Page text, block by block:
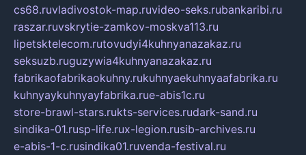
cs68.ruvladivostok-map.ruvideo-seks.rubankaribi.ru
raszar.ruvskrytie-zamkov-moskva113.ru
lipetsktelecom.rutovudyi4kuhnyanazakaz.ru
seksuzb.ruguzywia4kuhnyanazakaz.ru
fabrikaofabrikaokuhny.rukuhnyaekuhnyaafabrika.ru
kuhnyaykuhnyayfabrika.rue-abis1c.ru
store-brawl-stars.rukts-services.rudark-sand.ru
sindika-01.rusp-life.rux-legion.rusib-archives.ru
e-abis-1-c.rusindika01.ruvenda-festival.ru